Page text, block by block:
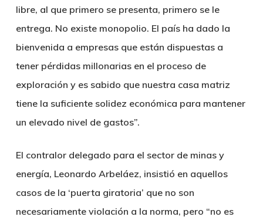
libre, al que primero se presenta, primero se le
entrega. No existe monopolio. El país ha dado la
bienvenida a empresas que están dispuestas a
tener pérdidas millonarias en el proceso de
exploración y es sabido que nuestra casa matriz
tiene la suficiente solidez económica para mantener
un elevado nivel de gastos”.
El contralor delegado para el sector de minas y
energía, Leonardo Arbeláez, insistió en aquellos
casos de la ‘puerta giratoria’ que no son
necesariamente violación a la norma, pero “no es